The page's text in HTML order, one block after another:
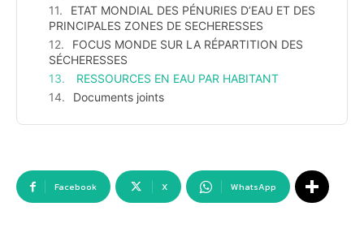
ETAT MONDIAL DES PÉNURIES D’EAU ET DES
PRINCIPALES ZONES DE SECHERESSES
FOCUS MONDE SUR LA RÉPARTITION DES
SÉCHERESSES
RESSOURCES EN EAU PAR HABITANT
Documents joints
Facebook X WhatsApp